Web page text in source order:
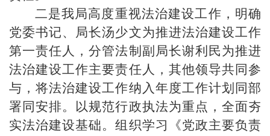
二是我局高度重视法治建设工作，明确
党委书记、局长汤少文为推进法治建设工作
第一责任人，分管法制副局长谢利民为推进
法治建设工作主要责任人，其他领导共同参
与，将法治建设工作纳入年度工作计划同部
署同安排。以规范行政执法为重点，全面夯
实法治建设基础。组织学习《党政主要负责